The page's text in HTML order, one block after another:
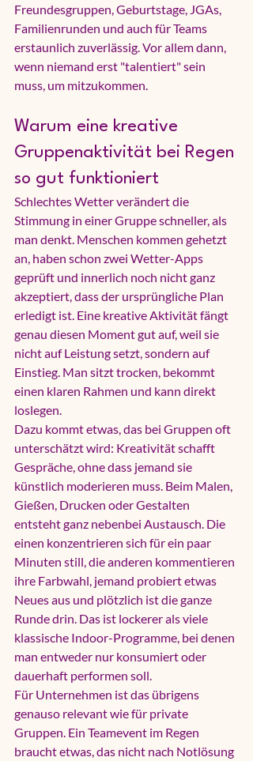
Freundesgruppen, Geburtstage, JGAs,
Familienrunden und auch für Teams
erstaunlich zuverlässig. Vor allem dann,
wenn niemand erst "talentiert" sein
muss, um mitzukommen.
Warum eine kreative
Gruppenaktivität bei Regen
so gut funktioniert
Schlechtes Wetter verändert die
Stimmung in einer Gruppe schneller, als
man denkt. Menschen kommen gehetzt
an, haben schon zwei Wetter-Apps
geprüft und innerlich noch nicht ganz
akzeptiert, dass der ursprüngliche Plan
erledigt ist. Eine kreative Aktivität fängt
genau diesen Moment gut auf, weil sie
nicht auf Leistung setzt, sondern auf
Einstieg. Man sitzt trocken, bekommt
einen klaren Rahmen und kann direkt
loslegen.
Dazu kommt etwas, das bei Gruppen oft
unterschätzt wird: Kreativität schafft
Gespräche, ohne dass jemand sie
künstlich moderieren muss. Beim Malen,
Gießen, Drucken oder Gestalten
entsteht ganz nebenbei Austausch. Die
einen konzentrieren sich für ein paar
Minuten still, die anderen kommentieren
ihre Farbwahl, jemand probiert etwas
Neues aus und plötzlich ist die ganze
Runde drin. Das ist lockerer als viele
klassische Indoor-Programme, bei denen
man entweder nur konsumiert oder
dauerhaft performen soll.
Für Unternehmen ist das übrigens
genauso relevant wie für private
Gruppen. Ein Teamevent im Regen
braucht etwas, das nicht nach Notlösung